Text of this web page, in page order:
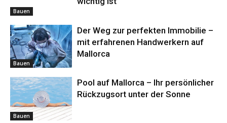
Bauen
Bauen
Der Weg zur perfekten Immobilie –
mit erfahrenen Handwerkern auf
Mallorca
Bauen
Pool auf Mallorca – Ihr persönlicher
Rückzugsort unter der Sonne